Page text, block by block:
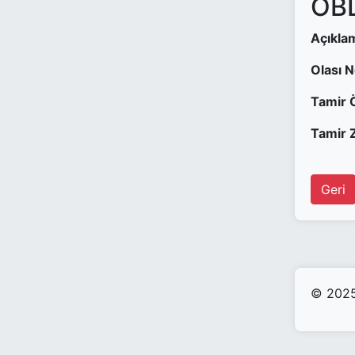
Olası
Tamir
Tamir
Geri
© 2025